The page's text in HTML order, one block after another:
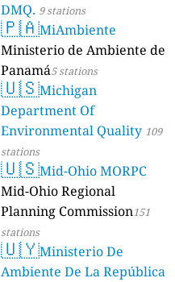
DMQ. 9 stations
🇵🇦MiAmbiente
Ministerio de Ambiente de
Panamá5 stations
🇺🇸Michigan
Department Of
Environmental Quality 109
stations
🇺🇸Mid-Ohio MORPC
Mid-Ohio Regional
Planning Commission151
stations
🇺🇾Ministerio De
Ambiente De La República